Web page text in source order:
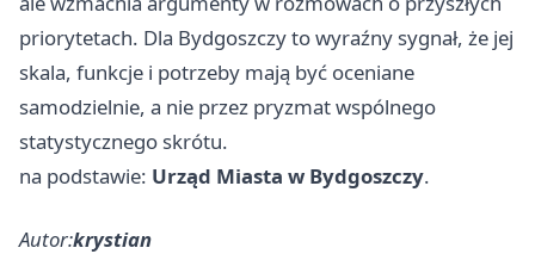
priorytetach. Dla Bydgoszczy to wyraźny sygnał, że jej
skala, funkcje i potrzeby mają być oceniane
samodzielnie, a nie przez pryzmat wspólnego
statystycznego skrótu.
na podstawie: Urząd Miasta w Bydgoszczy.
Autor:krystian